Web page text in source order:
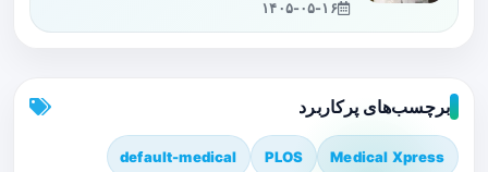
۱۴۰۵-۰۵-۱۶
برچسب‌های پرکاربرد
Medical Xpress
PLOS
default-medical